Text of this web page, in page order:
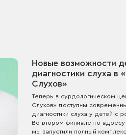
Новые возможности
диагностики слуха в
Слухов»
Теперь в сурдологическом
Слухов» доступны
диагностики слуха у детей с
Во втором филиале по адресу
мы запустили полный комплекс